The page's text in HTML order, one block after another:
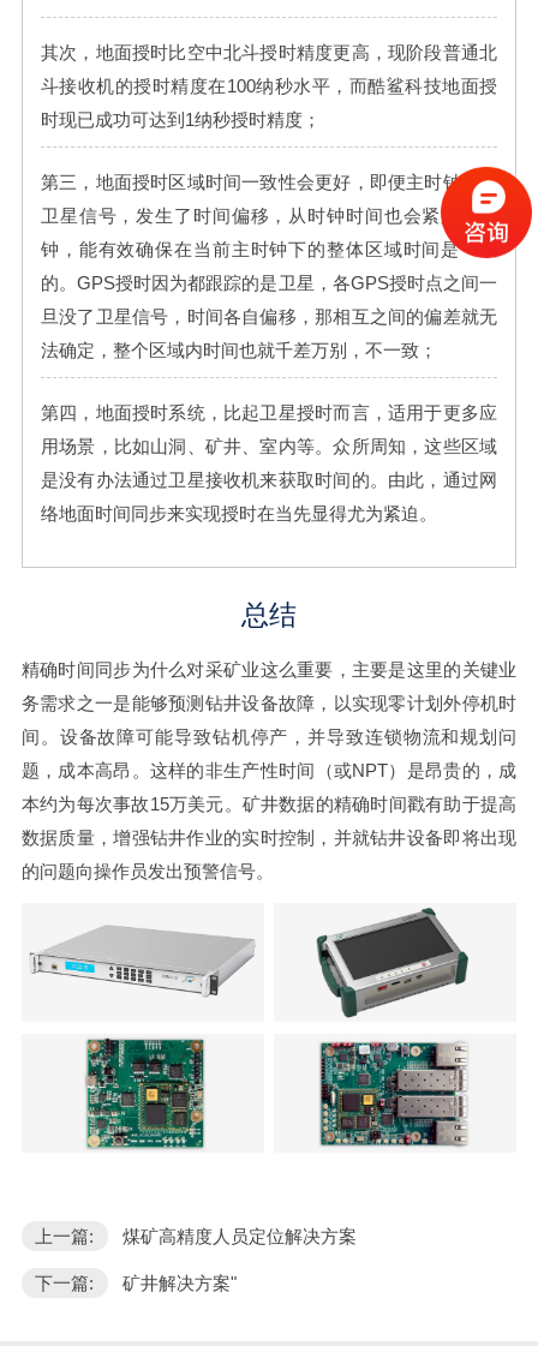
其次，地面授时比空中北斗授时精度更高，现阶段普通北
斗接收机的授时精度在100纳秒水平，而酷鲨科技地面授
时现已成功可达到1纳秒授时精度；
第三，地面授时区域时间一致性会更好，即便主时钟丢了
卫星信号，发生了时间偏移，从时钟时间也会紧跟主时
钟，能有效确保在当前主时钟下的整体区域时间是一致
的。GPS授时因为都跟踪的是卫星，各GPS授时点之间一
旦没了卫星信号，时间各自偏移，那相互之间的偏差就无
法确定，整个区域内时间也就千差万别，不一致；
第四，地面授时系统，比起卫星授时而言，适用于更多应
用场景，比如山洞、矿井、室内等。众所周知，这些区域
是没有办法通过卫星接收机来获取时间的。由此，通过网
络地面时间同步来实现授时在当先显得尤为紧迫。
总结
精确时间同步为什么对采矿业这么重要，主要是这里的关键业
务需求之一是能够预测钻井设备故障，以实现零计划外停机时
间。设备故障可能导致钻机停产，并导致连锁物流和规划问
题，成本高昂。这样的非生产性时间（或NPT）是昂贵的，成
本约为每次事故15万美元。矿井数据的精确时间戳有助于提高
数据质量，增强钻井作业的实时控制，并就钻井设备即将出现
的问题向操作员发出预警信号。
上一篇: 煤矿高精度人员定位解决方案
下一篇: 矿井解决方案"